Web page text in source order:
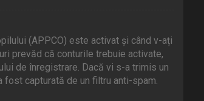
(APPCO) este activat și când v-ați
prevăd că conturile trebuie activate,
de înregistrare. Dacă vi s-a trimis un
fost capturată de un filtru anti-spam.